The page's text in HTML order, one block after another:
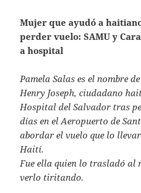
Mujer que ayudó a
perder vuelo: SAMU y
a hospital
Pamela Salas es el nombre
Henry Joseph, ciudadano
Hospital del Salvador tras
días en el Aeropuerto de
abordar el vuelo que lo
Haití.
Fue ella quien lo trasladó al
verlo tiritando.